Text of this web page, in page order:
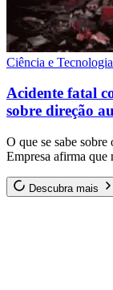
Ciência e Tecnologia
Acidente fatal
sobre direção
O que se sabe
Empresa afirma que
Descubra mais